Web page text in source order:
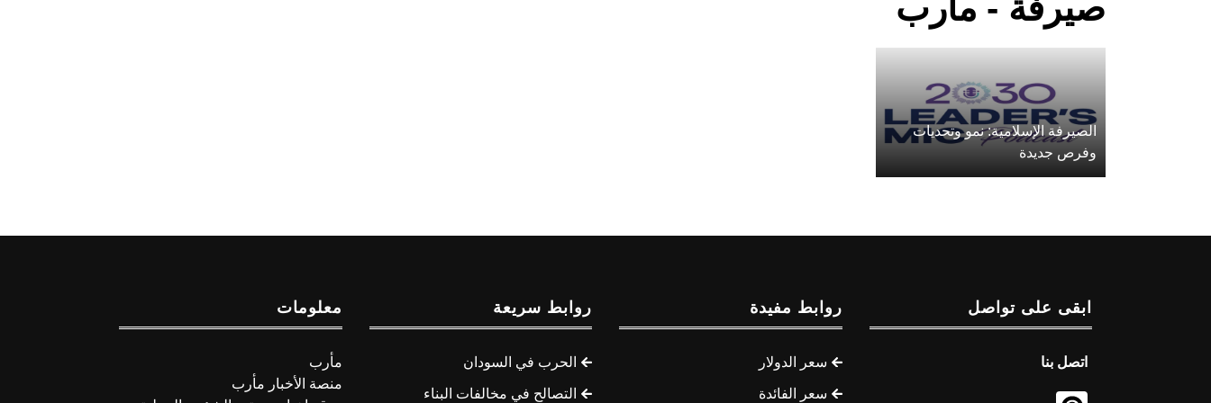
صيرفة - مأرب
الصيرفة الإسلامية: نمو وتحديات
وفرص جديدة
ابقى على تواصل
اتصل بنا
روابط مفيدة
سعر الدولار
سعر الفائدة
روابط سريعة
الحرب في السودان
التصالح في مخالفات البناء
معلومات
مأرب
منصة الأخبار مأرب